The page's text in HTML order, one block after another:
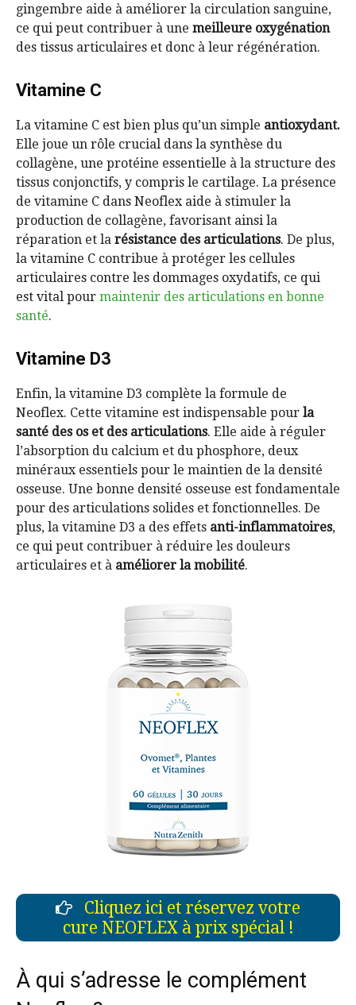
gingembre aide à améliorer la circulation sanguine,
ce qui peut contribuer à une meilleure oxygénation
des tissus articulaires et donc à leur régénération.
Vitamine C
La vitamine C est bien plus qu’un simple antioxydant.
Elle joue un rôle crucial dans la synthèse du
collagène, une protéine essentielle à la structure des
tissus conjonctifs, y compris le cartilage. La présence
de vitamine C dans Neoflex aide à stimuler la
production de collagène, favorisant ainsi la
réparation et la résistance des articulations. De plus,
la vitamine C contribue à protéger les cellules
articulaires contre les dommages oxydatifs, ce qui
est vital pour maintenir des articulations en bonne
santé.
Vitamine D3
Enfin, la vitamine D3 complète la formule de
Neoflex. Cette vitamine est indispensable pour la
santé des os et des articulations. Elle aide à réguler
l’absorption du calcium et du phosphore, deux
minéraux essentiels pour le maintien de la densité
osseuse. Une bonne densité osseuse est fondamentale
pour des articulations solides et fonctionnelles. De
plus, la vitamine D3 a des effets anti-inflammatoires,
ce qui peut contribuer à réduire les douleurs
articulaires et à améliorer la mobilité.
Cliquez ici et réservez votre
cure NEOFLEX à prix spécial !
À qui s’adresse le complément